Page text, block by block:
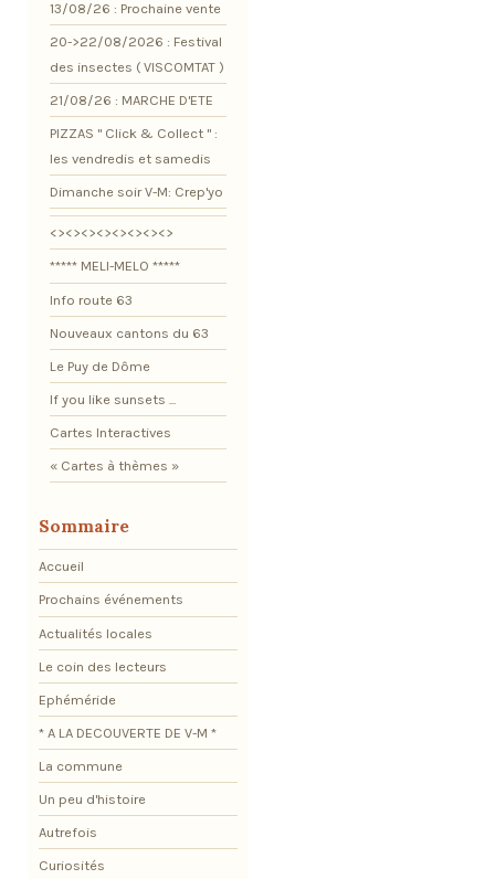
13/08/26 : Prochaine vente
20->22/08/2026 : Festival
des insectes ( VISCOMTAT )
21/08/26 : MARCHE D'ETE
PIZZAS " Click & Collect " :
les vendredis et samedis
Dimanche soir V-M: Crep'yo
<><><><><><><><>
***** MELI-MELO *****
Info route 63
Nouveaux cantons du 63
Le Puy de Dôme
If you like sunsets ...
Cartes Interactives
« Cartes à thèmes »
Sommaire
Accueil
Prochains événements
Actualités locales
Le coin des lecteurs
Ephéméride
* A LA DECOUVERTE DE V-M *
La commune
Un peu d'histoire
Autrefois
Curiosités